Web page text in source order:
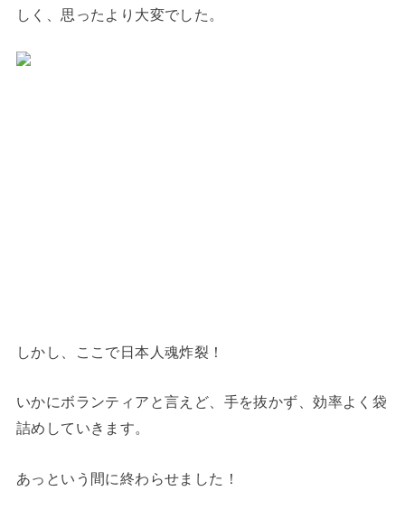
しく、思ったより大変でした。
しかし、ここで日本人魂炸裂！
いかにボランティアと言えど、手を抜かず、効率よく袋
詰めしていきます。
あっという間に終わらせました！